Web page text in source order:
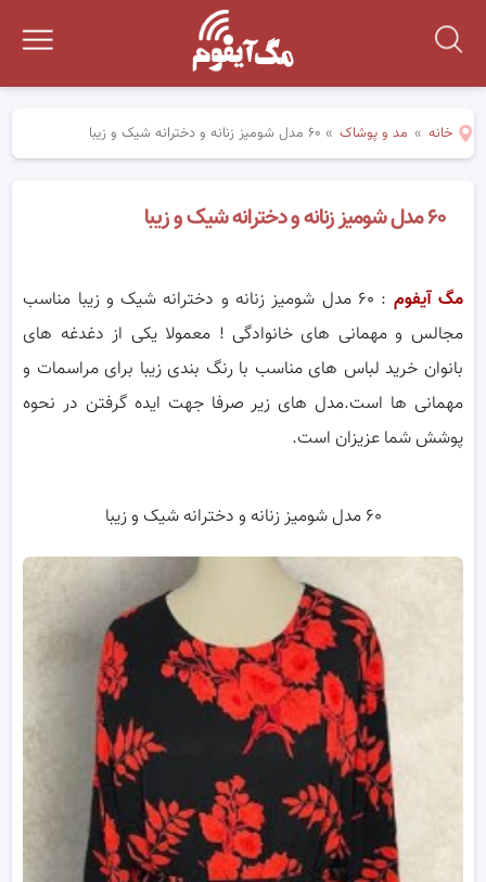
خانه » مد و پوشاک » ۶۰ مدل شومیز زنانه و دخترانه شیک و زیبا
۶۰ مدل شومیز زنانه و دخترانه شیک و زیبا
مگ آیفوم
: ۶۰ مدل شومیز زنانه و دخترانه شیک و زیبا مناسب
مجالس و مهمانی های خانوادگی ! معمولا یکی از دغدغه های
بانوان خرید لباس های مناسب با رنگ بندی زیبا برای مراسمات و
مهمانی ها است.مدل های زیر صرفا جهت ایده گرفتن در نحوه
پوشش شما عزیزان است.
۶۰ مدل شومیز زنانه و دخترانه شیک و زیبا